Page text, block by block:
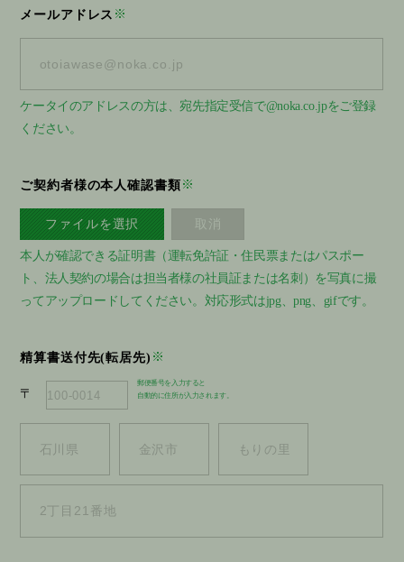
メールアドレス ※
ケータイのアドレスの方は、宛先指定受信で@noka.co.jpをご登録
ください。
ご契約者様の本人確認書類 ※
ファイルを選択
本人が確認できる証明書（運転免許証・住民票またはパスポー
ト、法人契約の場合は担当者様の社員証または名刺）を写真に撮
ってアップロードしてください。対応形式はjpg、png、gifです。
精算書送付先(転居先) ※
〒
郵便番号を入力すると
自動的に住所が入力されます。